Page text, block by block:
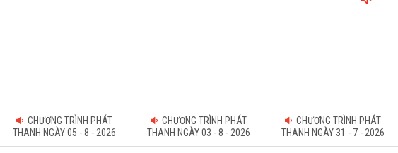
CHƯƠNG TRÌNH PHÁT
THANH NGÀY 05 - 8 - 2026
CHƯƠNG TRÌNH PHÁT
THANH NGÀY 03 - 8 - 2026
CHƯƠNG TRÌNH PHÁT
THANH NGÀY 31 - 7 - 2026